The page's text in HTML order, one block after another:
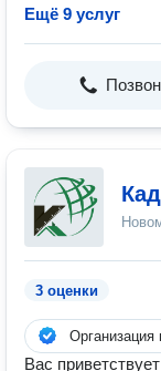
Ещё 9 услуг
3 оценки
Организация
Вас